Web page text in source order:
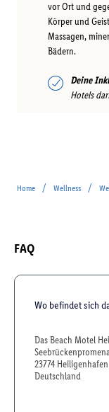
vor Ort und
Körper und
Massagen,
Bädern.
Deine
Hotels
Home / Wellness /
FAQ
Wo befindet sich
Das Beach Motel
23774 Heiligenhafen
Deutschland